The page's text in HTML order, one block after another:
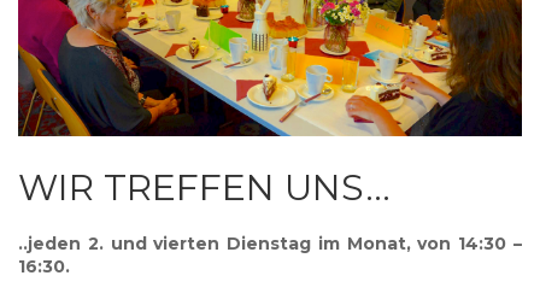
WIR TREFFEN UNS…
..jeden 2. und vierten Dienstag im Monat, von 14:30 –
16:30.